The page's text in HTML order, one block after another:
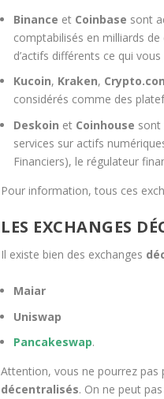
Binance et Coinbase sont
comptabilisés en milliards
d’actifs différents ce qui
Kucoin, Kraken,
considérés comme des
Deskoin et Coinhouse sont
services sur actifs
Financiers), le régulateur
Pour information, tous ces
LES EXCHANGES
Il existe bien des exchanges
Maiar
Uniswap
Pancakeswap.
Attention, vous ne pourrez pas
décentralisés. On ne peut